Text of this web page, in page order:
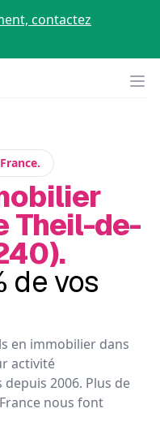
contactez
Theil-de-
de vos
en immobilier dans
activité
2006. Plus de
nous font